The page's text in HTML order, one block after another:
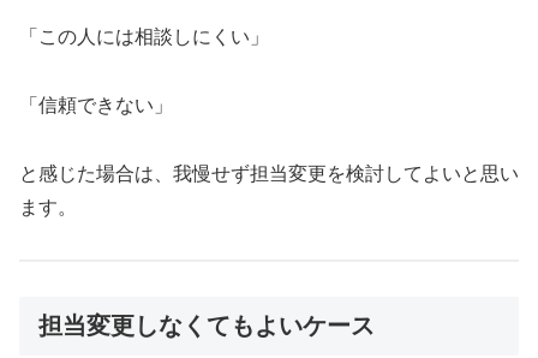
「この人には相談しにくい」
「信頼できない」
と感じた場合は、我慢せず担当変更を検討してよいと思い
ます。
担当変更しなくてもよいケース